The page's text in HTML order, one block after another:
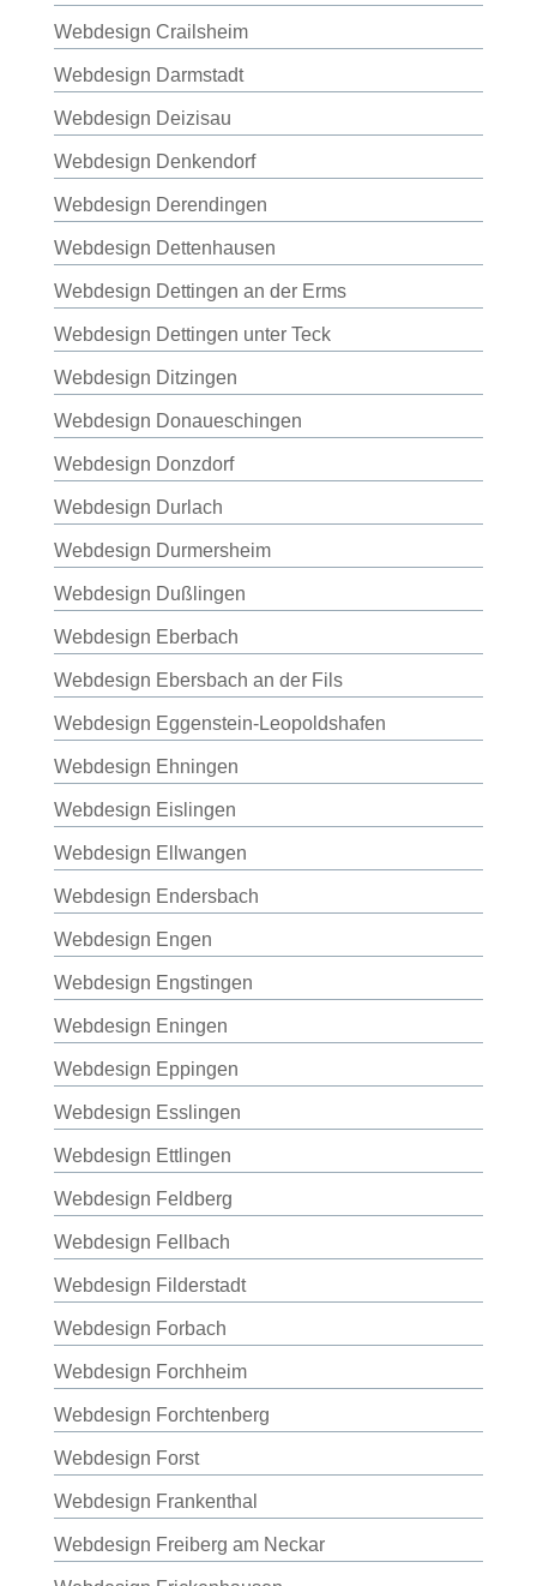
Webdesign Crailsheim
Webdesign Darmstadt
Webdesign Deizisau
Webdesign Denkendorf
Webdesign Derendingen
Webdesign Dettenhausen
Webdesign Dettingen an der Erms
Webdesign Dettingen unter Teck
Webdesign Ditzingen
Webdesign Donaueschingen
Webdesign Donzdorf
Webdesign Durlach
Webdesign Durmersheim
Webdesign Dußlingen
Webdesign Eberbach
Webdesign Ebersbach an der Fils
Webdesign Eggenstein-Leopoldshafen
Webdesign Ehningen
Webdesign Eislingen
Webdesign Ellwangen
Webdesign Endersbach
Webdesign Engen
Webdesign Engstingen
Webdesign Eningen
Webdesign Eppingen
Webdesign Esslingen
Webdesign Ettlingen
Webdesign Feldberg
Webdesign Fellbach
Webdesign Filderstadt
Webdesign Forbach
Webdesign Forchheim
Webdesign Forchtenberg
Webdesign Forst
Webdesign Frankenthal
Webdesign Freiberg am Neckar